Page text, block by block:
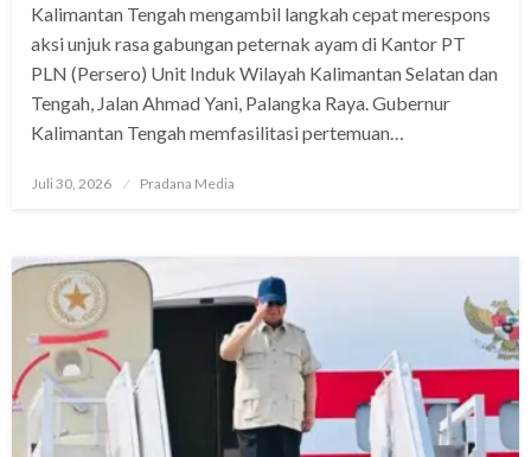
Kalimantan Tengah mengambil langkah cepat merespons
aksi unjuk rasa gabungan peternak ayam di Kantor PT
PLN (Persero) Unit Induk Wilayah Kalimantan Selatan dan
Tengah, Jalan Ahmad Yani, Palangka Raya. Gubernur
Kalimantan Tengah memfasilitasi pertemuan…
Juli 30, 2026 Pradana Media